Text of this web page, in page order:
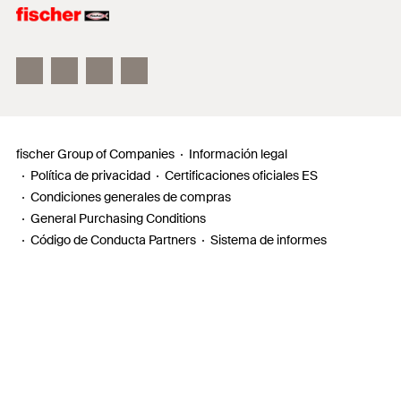
Información
fischer Group of Companies
Información legal
Política de privacidad
Certificaciones oficiales ES
Condiciones generales de compras
General Purchasing Conditions
Código de Conducta Partners
Sistema de informes